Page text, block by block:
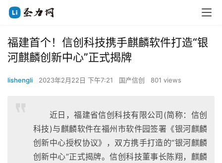
福建首个！信创科技携手麒麟软件打造“银
河麒麟创新中心”正式揭牌
lishengli 2023年2月22日 下午7:21 国产信创 801 views
近日，福建省信创科技有限公司(简称：信创
科技)与麒麟软件在福州市软件园签署《银河麒麟
创新中心授权协议》，双方携手打造的“银河麒麟
创新中心”正式揭牌。信创科技董事长陈翔，麒麟